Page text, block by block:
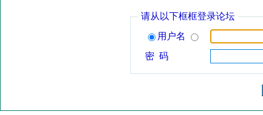
请从以下框框登录论坛
用户名
密 码